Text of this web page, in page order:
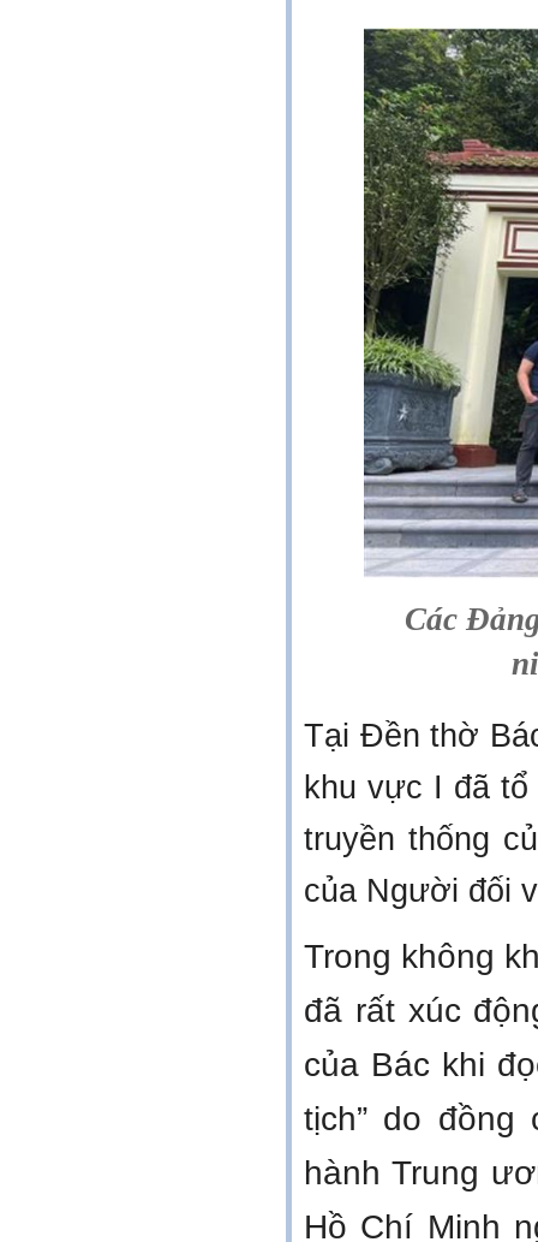
Các
Tại Đền thờ
khu vực I đã
truyền thống
của Người đối
Trong không
đã rất xúc
của Bác khi
tịch” do
hành Trung
Hồ Chí Minh